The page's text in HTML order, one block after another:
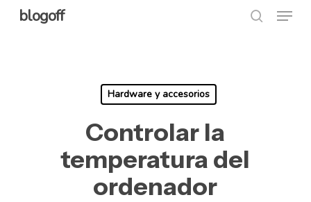
Skipblogoff Menu
Hardware y accesorios
Controlar la
temperatura del
ordenador